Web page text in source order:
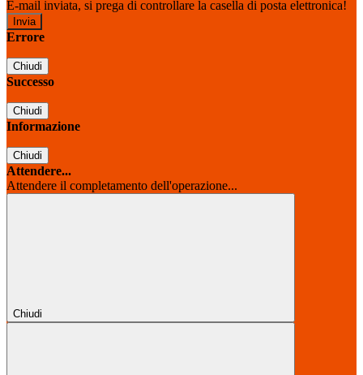
E-mail inviata, si prega di controllare la casella di posta elettronica!
Errore
Chiudi
Successo
Chiudi
Informazione
Chiudi
Attendere...
Attendere il completamento dell'operazione...
Chiudi